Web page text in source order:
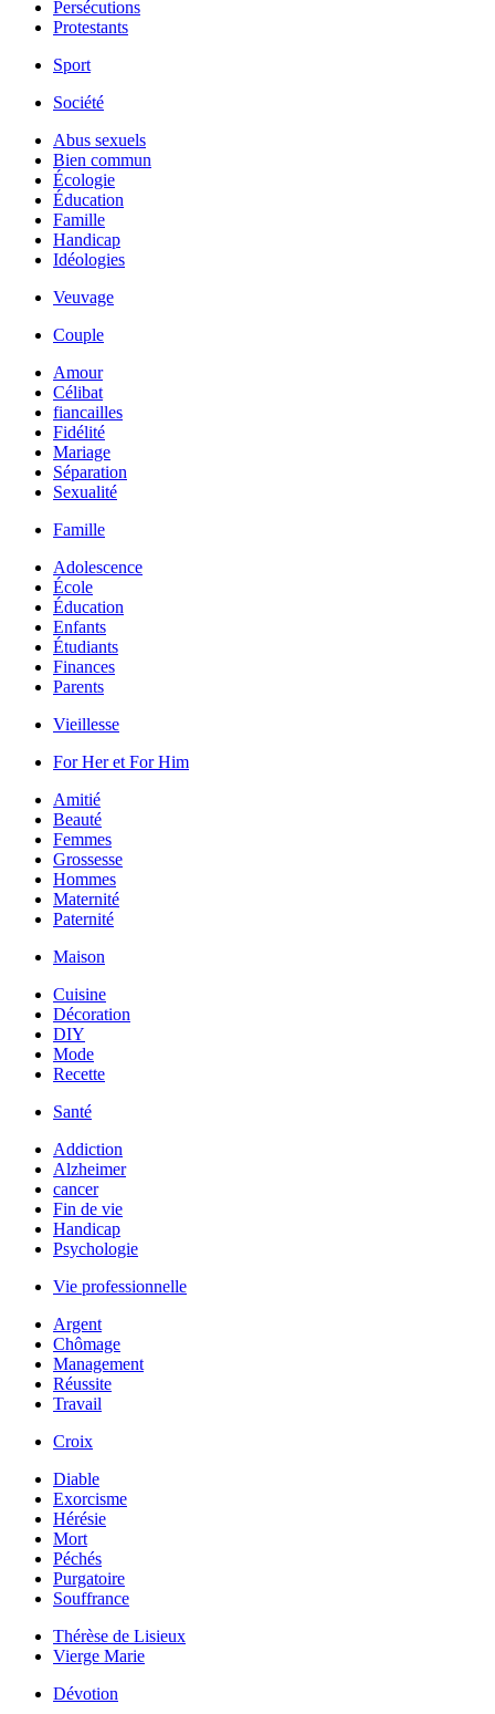
Persécutions
Protestants
Sport
Société
Abus sexuels
Bien commun
Écologie
Éducation
Famille
Handicap
Idéologies
Veuvage
Couple
Amour
Célibat
fiancailles
Fidélité
Mariage
Séparation
Sexualité
Famille
Adolescence
École
Éducation
Enfants
Étudiants
Finances
Parents
Vieillesse
For Her et For Him
Amitié
Beauté
Femmes
Grossesse
Hommes
Maternité
Paternité
Maison
Cuisine
Décoration
DIY
Mode
Recette
Santé
Addiction
Alzheimer
cancer
Fin de vie
Handicap
Psychologie
Vie professionnelle
Argent
Chômage
Management
Réussite
Travail
Croix
Diable
Exorcisme
Hérésie
Mort
Péchés
Purgatoire
Souffrance
Thérèse de Lisieux
Vierge Marie
Dévotion